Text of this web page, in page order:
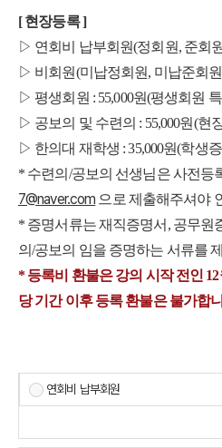
[ 현장등록 ]
▷ 연회비 납부회원(정회원, 준회원
▷ 비회원(미납정회원, 미납준회원
▷ 평생회원 : 55,000원(평생회원
▷ 공보의 및 수련의 : 55,000원(현
▷ 한의대 재학생 : 35,000원(학생
* 수련의/공보의 선생님은 사전등
7@naver.com 으로 제출해주셔야
* 증명서류는 재직증명서, 공무원
의/공보의 임을 증명하는 서류를
* 등록비 환불은 강의 시작 전인
당 기간 이후 등록 환불은 불가합
연회비 납부회원